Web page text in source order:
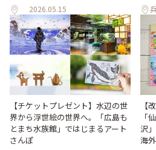
2026.05.15
【チケットプレゼント】水辺の世
界から浮世絵の世界へ。「広島も
とまち水族館」ではじまるアート
さんぽ
【
「
沢
海